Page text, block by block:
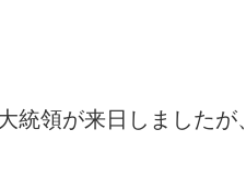
統領が来日しました